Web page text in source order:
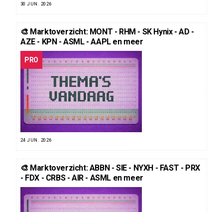
30 JUN. 2026
🎨 Marktoverzicht: MONT - RHM - SK Hynix - AD -
AZE - KPN - ASML - AAPL en meer
PRO
24 JUN. 2026
🎨 Marktoverzicht: ABBN - SIE - NYXH - FAST - PRX
- FDX - CRBS - AIR - ASML en meer